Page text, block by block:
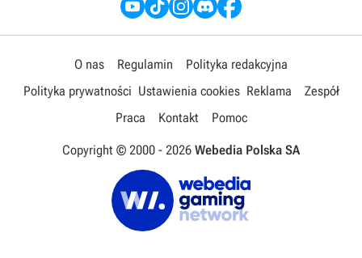
O nas Regulamin
Polityka redakcyjna
Polityka prywatności Ustawienia cookies Reklama
Zespół
Praca
Kontakt Pomoc
Copyright © 2000 - 2026 Webedia Polska SA